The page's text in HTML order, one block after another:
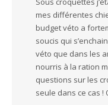
mes différentes
budget véto a
soucis qui
véto que dans les
nourris à la ration
questions sur les
seule dans ce cas !